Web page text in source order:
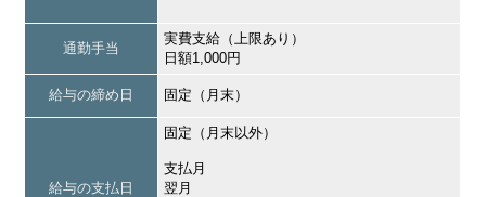
通勤手当
実費支給（上限あり）
日額1,000円
給与の締め日 固定（月末）
給与の支払日
固定（月末以外）
支払月
翌月